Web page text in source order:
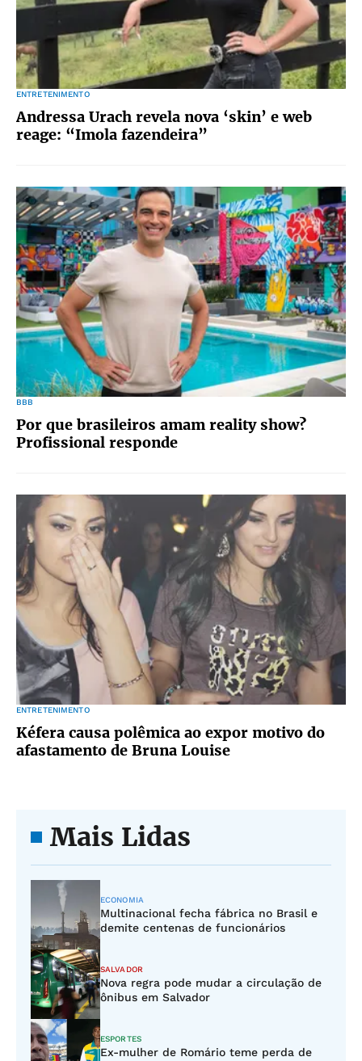
ENTRETENIMENTO
Andressa Urach revela nova ‘skin’ e web
reage: “Imola fazendeira”
BBB
Por que brasileiros amam reality show?
Profissional responde
ENTRETENIMENTO
Kéfera causa polêmica ao expor motivo do
afastamento de Bruna Louise
Mais Lidas
ECONOMIA
Multinacional fecha fábrica no Brasil e
demite centenas de funcionários
SALVADOR
Nova regra pode mudar a circulação de
ônibus em Salvador
ESPORTES
Ex-mulher de Romário teme perda de